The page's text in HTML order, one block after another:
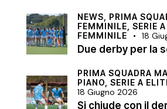
NEWS, PRIMA
FEMMINILE, SERIE
FEMMINILE
18
Due derby per la
PRIMA SQUADRA
PIANO, SERIE A
18 Giugno 2026
Si chiude con il